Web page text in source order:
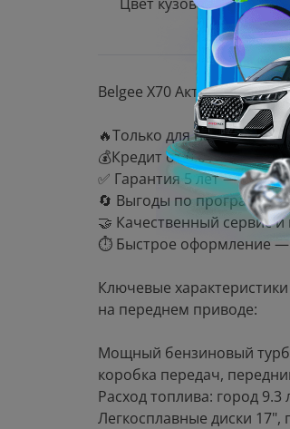
Belgee X70 Актив / Active
🔥Только для наших
💰Кредит от 0,01%* —
✅ Гарантия 5 лет — ваша
🔄 Выгоды по
🤝 Качественный сервис
⏱️ Быстрое оформление
Ключевые
на переднем приводе:
Мощный бензиновый
коробка передач,
Расход топлива: город
Легкосплавные диски